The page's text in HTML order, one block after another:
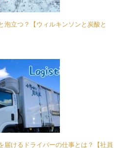
泡立つ？【ウィルキンソンと炭酸と
届けるドライバーの仕事とは？【社員